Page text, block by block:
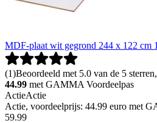
MDF-plaat wit gegrond 244 x 122 cm
(1)Beoordeeld met 5.0 van de 5
44.99 met GAMMA Voordeelpas
ActieActie
Actie, voordeelprijs: 44.99 euro met
59.99